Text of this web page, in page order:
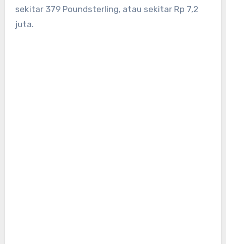
sekitar 379 Poundsterling, atau sekitar Rp 7,2
juta.